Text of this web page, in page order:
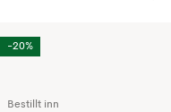
Bestillt inn
-20%